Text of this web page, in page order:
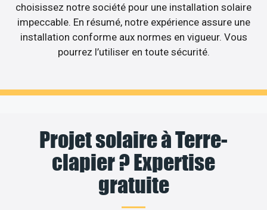
choisissez notre société pour une installation solaire
impeccable. En résumé, notre expérience assure une
installation conforme aux normes en vigueur. Vous
pourrez l’utiliser en toute sécurité.
Projet solaire à Terre-
clapier ? Expertise
gratuite